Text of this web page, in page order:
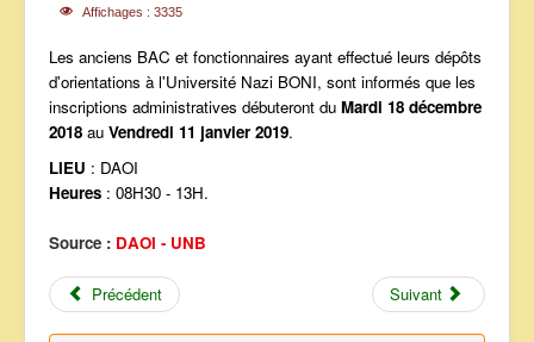
Affichages : 3335
Les anciens BAC et fonctionnaires ayant effectué leurs dépôts
d'orientations à l'Université Nazi BONI, sont informés que les
inscriptions administratives débuteront du Mardi 18 décembre
2018 au Vendredi 11 janvier 2019.
LIEU : DAOI
Heures : 08H30 - 13H.
Source : DAOI - UNB
Précédent Suivant